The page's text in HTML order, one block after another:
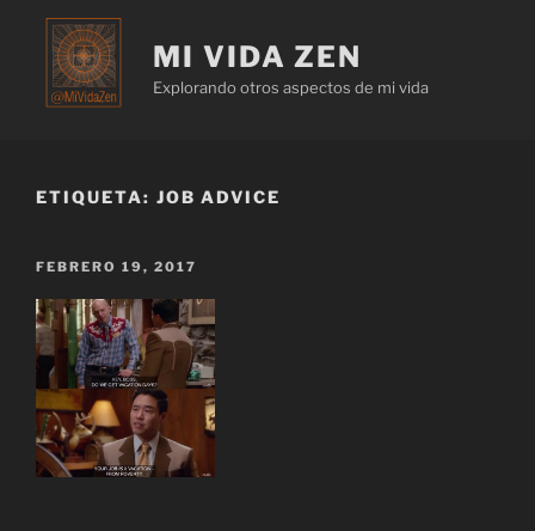
MI VIDA ZEN
Explorando otros aspectos de mi vida
ETIQUETA: JOB ADVICE
FEBRERO 19, 2017